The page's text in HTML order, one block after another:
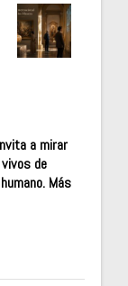
a mirar
de
Más